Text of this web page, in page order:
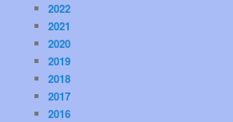
2022
2021
2020
2019
2018
2017
2016